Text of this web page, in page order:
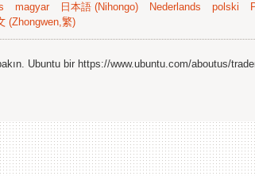
magyar 日本語 (Nihongo) Nederlands polski
(Zhongwen,繁)
Ubuntu bir https://www.ubuntu.com/aboutus/